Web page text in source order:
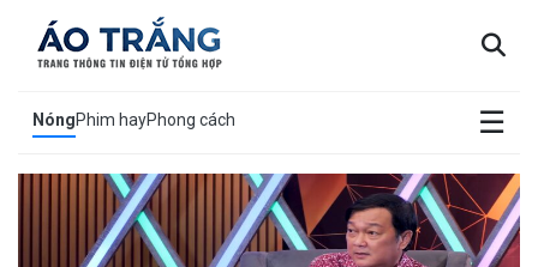
NóngPhim hayPhong cách ☰
×